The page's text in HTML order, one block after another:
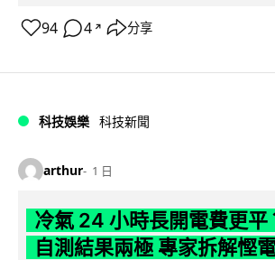
94 4 ↗ 分享
科技娛樂 科技新聞
arthur 1 日
冷氣 24 小時長開電費更平
自測結果兩極 專家拆解慳